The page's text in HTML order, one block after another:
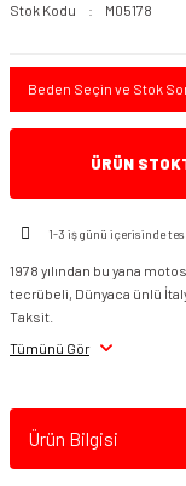
Stok Kodu M05178
Beden Seçin ve Stok
ÜRÜN
1-3 iş günü içerisinde
1978 yılından bu yana
tecrübeli, Dünyaca ünlü
Taksit.
Tümünü Gör
Ürün Bilgisi